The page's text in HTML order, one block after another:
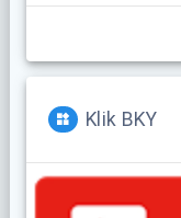
Klik BKY